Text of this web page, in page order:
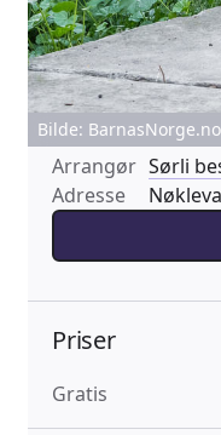
Bilde:
Arrangør Sørli
Adresse
Priser
Gratis